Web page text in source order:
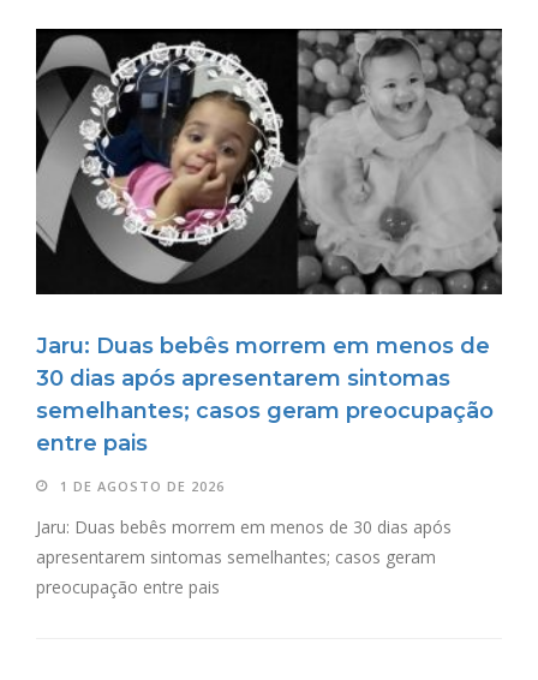
Jaru: Duas bebês morrem em menos de
30 dias após apresentarem sintomas
semelhantes; casos geram preocupação
entre pais
1 DE AGOSTO DE 2026
Jaru: Duas bebês morrem em menos de 30 dias após
apresentarem sintomas semelhantes; casos geram
preocupação entre pais